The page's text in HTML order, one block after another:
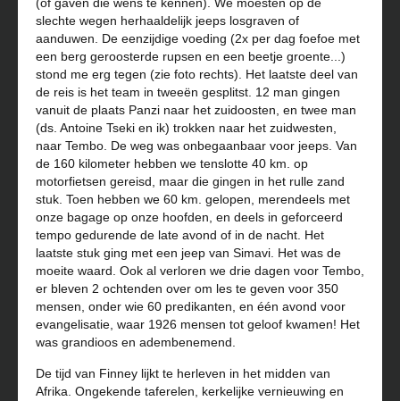
slechte wegen herhaaldelijk jeeps losgraven of
aanduwen. De eenzijdige voeding (2x per dag foefoe met
een berg geroosterde rupsen en een beetje groente...)
stond me erg tegen (zie foto rechts). Het laatste deel van
de reis is het team in tweeën gesplitst. 12 man gingen
vanuit de plaats Panzi naar het zuidoosten, en twee man
(ds. Antoine Tseki en ik) trokken naar het zuidwesten,
naar Tembo. De weg was onbegaanbaar voor jeeps. Van
de 160 kilometer hebben we tenslotte 40 km. op
motorfietsen gereisd, maar die gingen in het rulle zand
stuk. Toen hebben we 60 km. gelopen, merendeels met
onze bagage op onze hoofden, en deels in geforceerd
tempo gedurende de late avond of in de nacht. Het
laatste stuk ging met een jeep van Simavi. Het was de
moeite waard. Ook al verloren we drie dagen voor Tembo,
er bleven 2 ochtenden over om les te geven voor 350
mensen, onder wie 60 predikanten, en één avond voor
evangelisatie, waar 1926 mensen tot geloof kwamen! Het
was grandioos en adembenemend.
De tijd van Finney lijkt te herleven in het midden van
Afrika. Ongekende taferelen, kerkelijke vernieuwing en